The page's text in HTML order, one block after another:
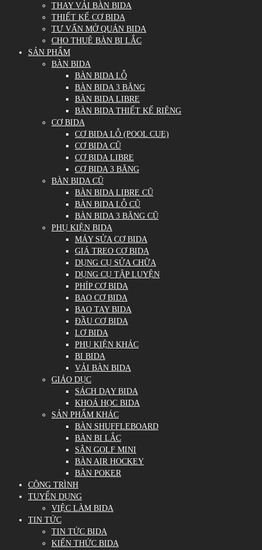
THAY VẢI BÀN BIDA
THIẾT KẾ CƠ BIDA
TƯ VẤN MỞ QUÁN BIDA
CHO THUÊ BÀN BI LẮC
SẢN PHẨM
BÀN BIDA
BÀN BIDA LỖ
BÀN BIDA 3 BĂNG
BÀN BIDA LIBRE
BÀN BIDA THIẾT KẾ RIÊNG
CƠ BIDA
CƠ BIDA LỖ (POOL CUE)
CƠ BIDA CŨ
CƠ BIDA LIBRE
CƠ BIDA 3 BĂNG
BÀN BIDA CŨ
BÀN BIDA LIBRE CŨ
BÀN BIDA LỖ CŨ
BÀN BIDA 3 BĂNG CŨ
PHỤ KIỆN BIDA
MÁY SỬA CƠ BIDA
GIÁ TREO CƠ BIDA
DỤNG CỤ SỬA CHỮA
DỤNG CỤ TẬP LUYỆN
PHÍP CƠ BIDA
BAO CƠ BIDA
BAO TAY BIDA
ĐẦU CƠ BIDA
LƠ BIDA
PHỤ KIỆN KHÁC
BI BIDA
VẢI BÀN BIDA
GIÁO DỤC
SÁCH DẠY BIDA
KHOÁ HỌC BIDA
SẢN PHẨM KHÁC
BÀN SHUFFLEBOARD
BÀN BI LẮC
SÂN GOLF MINI
BÀN AIR HOCKEY
BÀN POKER
CÔNG TRÌNH
TUYỂN DỤNG
VIỆC LÀM BIDA
TIN TỨC
TIN TỨC BIDA
KIẾN THỨC BIDA